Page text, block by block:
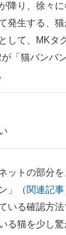
通す
新トレンド
バイスの未来
を詳説
ミュニティ
よく分かる
降り、徐々
発生する、
して、MKタ
が「猫バンバ
ットの部分を
」（関連記事
いる確認方
る猫を少し